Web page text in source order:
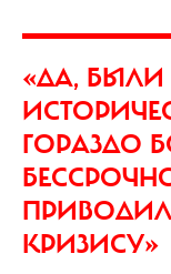
«ДА,
ГОРАЗДО
КРИЗИСУ»